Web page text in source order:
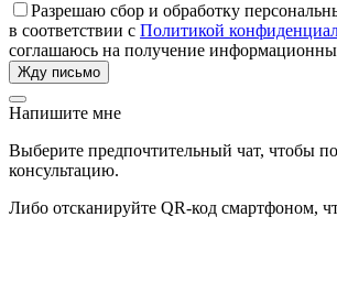
Разрешаю сбор и обработку
в соответствии с Политикой
соглашаюсь на получение
Напишите мне
Выберите предпочтительный чат, чтобы
консультацию.
Либо отсканируйте QR-код смартфоном,